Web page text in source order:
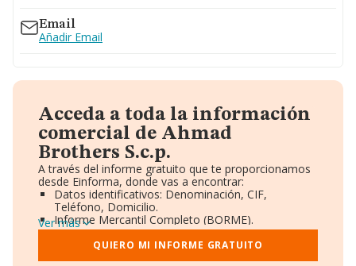
Email
Añadir Email
Acceda a toda la información
comercial de Ahmad
Brothers S.c.p.
A través del informe gratuito que te proporcionamos
desde Einforma, donde vas a encontrar:
Datos identificativos: Denominación, CIF,
Teléfono, Domicilio.
Informe Mercantil Completo (BORME).
Gráficos de Evolución Ventas y Empleados.
Consejo de Administración y Administradores.
Directivos y Ejecutivos.
Ver más
QUIERO MI INFORME GRATUITO